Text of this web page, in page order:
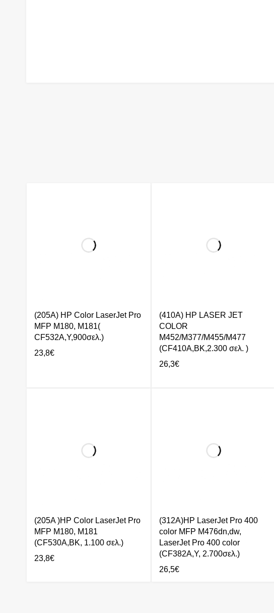
(205A) HP Color LaserJet Pro
MFP M180, M181(
CF532A,Y,900σελ.)
23,8€
(410A) HP LASER JET
COLOR
M452/M377/M455/M477
(CF410A,BK,2.300 σελ. )
26,3€
(205A )HP Color LaserJet Pro
MFP M180, M181
(CF530A,BK, 1.100 σελ.)
23,8€
(312A)HP LaserJet Pro 400
color MFP M476dn,dw,
LaserJet Pro 400 color
(CF382A,Y, 2.700σελ.)
26,5€